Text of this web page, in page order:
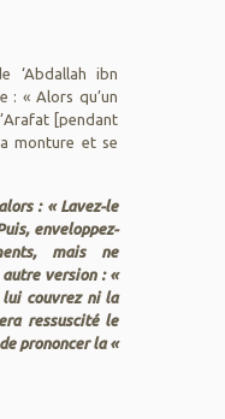
‘Abdallah ibn
[pendant
monture et se
enveloppez-
mais ne
autre version : «
lui couvrez ni la
ressuscité le
prononcer la «